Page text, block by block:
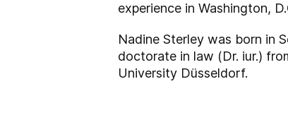
experience in Washington,
Nadine Sterley was born in
doctorate in law (Dr. iur.)
University Düsseldorf.